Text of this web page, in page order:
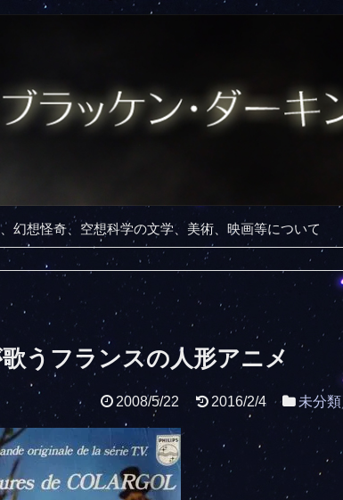
幻想怪奇、空想科学の文学、美術、映画等について
うフランスの人形アニメ
2008/5/22 2016/2/4 未分類